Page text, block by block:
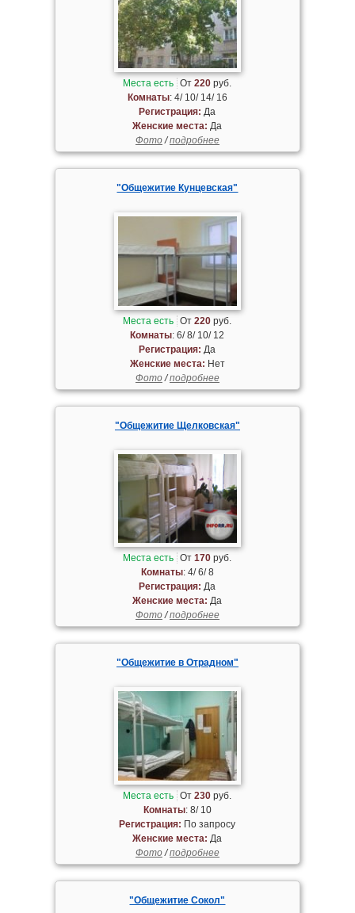
Места есть От220 руб.
Комнаты: 4/ 10/ 14/ 16
Регистрация: Да
Женские места: Да
Фото/подробнее
"Общежитие Кунцевская"
Места есть От220 руб.
Комнаты: 6/ 8/ 10/ 12
Регистрация: Да
Женские места: Нет
Фото/подробнее
"Общежитие Щелковская"
Места есть От170 руб.
Комнаты: 4/ 6/ 8
Регистрация: Да
Женские места: Да
Фото/подробнее
"Общежитие в Отрадном"
Места есть От230 руб.
Комнаты: 8/ 10
Регистрация: По запросу
Женские места: Да
Фото/подробнее
"Общежитие Сокол"